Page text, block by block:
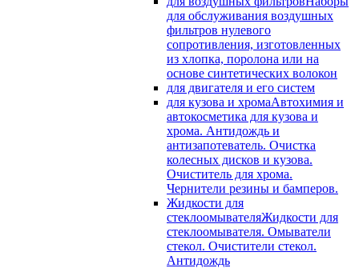
для обслуживания воздушных
фильтров нулевого
сопротивления, изготовленных
из хлопка, поролона или на
основе синтетических волокон
для двигателя и его систем
для кузова и хромаАвтохимия и
автокосметика для кузова и
хрома. Антидождь и
антизапотеватель. Очистка
колесных дисков и кузова.
Очиститель для хрома.
Чернители резины и бамперов.
Жидкости для
стеклоомывателяЖидкости для
стеклоомывателя. Омыватели
стекол. Очистители стекол.
Антидождь